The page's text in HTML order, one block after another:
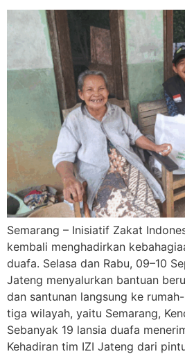
Semarang – Inisiatif Zakat
kembali menghadirkan
duafa. Selasa dan Rabu, 09–10
Jateng menyalurkan bantuan
dan santunan langsung ke
tiga wilayah, yaitu Semarang,
Sebanyak 19 lansia duafa
Kehadiran tim IZI Jateng dari